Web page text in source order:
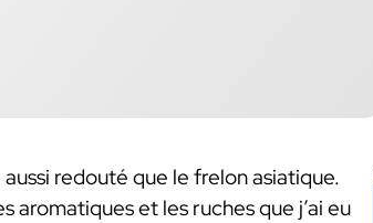
redouté que le frelon asiatique.
aromatiques et les ruches que j’ai eu